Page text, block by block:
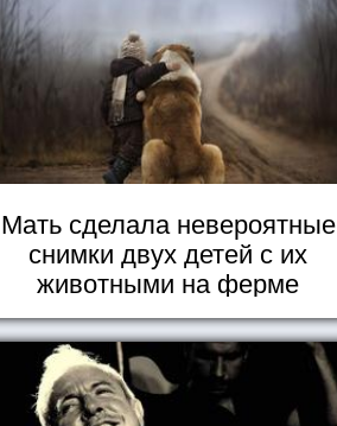
Мать сделала невероятные
снимки двух детей с их
животными на ферме